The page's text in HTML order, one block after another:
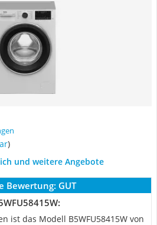
)
und weitere Angebote
Bewertung: GUT
ist das Modell B5WFU58415W von